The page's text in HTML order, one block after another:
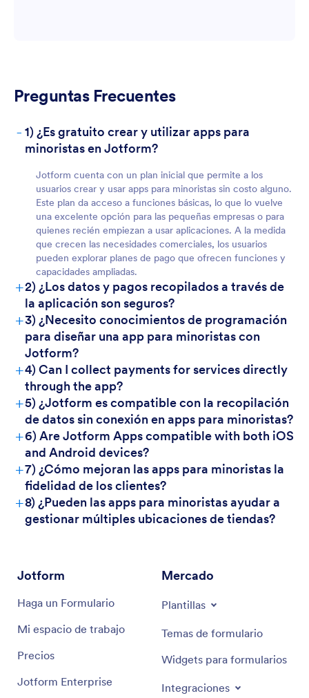
Para los clientes
Preguntas Frecuentes
- 1) ¿Es gratuito crear y utilizar apps para
minoristas en Jotform?
Jotform cuenta con un plan inicial que permite a los
usuarios crear y usar apps para minoristas sin costo alguno.
Este plan da acceso a funciones básicas, lo que lo vuelve
una excelente opción para las pequeñas empresas o para
quienes recién empiezan a usar aplicaciones. A la medida
que crecen las necesidades comerciales, los usuarios
pueden explorar planes de pago que ofrecen funciones y
capacidades ampliadas.
+2) ¿Los datos y pagos recopilados a través de
la aplicación son seguros?
+3) ¿Necesito conocimientos de programación
para diseñar una app para minoristas con
Jotform?
+4) Can I collect payments for services directly
through the app?
+5) ¿Jotform es compatible con la recopilación
de datos sin conexión en apps para minoristas?
+6) Are Jotform Apps compatible with both iOS
and Android devices?
+7) ¿Cómo mejoran las apps para minoristas la
fidelidad de los clientes?
+8) ¿Pueden las apps para minoristas ayudar a
gestionar múltiples ubicaciones de tiendas?
Jotform
Haga un Formulario
Mi espacio de trabajo
Precios
Jotform Enterprise
Mercado
Plantillas
Temas de formulario
Widgets para formularios
Integraciones